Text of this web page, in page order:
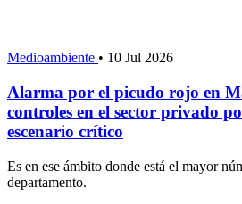
Medioambiente • 10 Jul 2026
Alarma por el picudo rojo en
controles en el sector privado
escenario crítico
Es en ese ámbito donde está el mayor
departamento.